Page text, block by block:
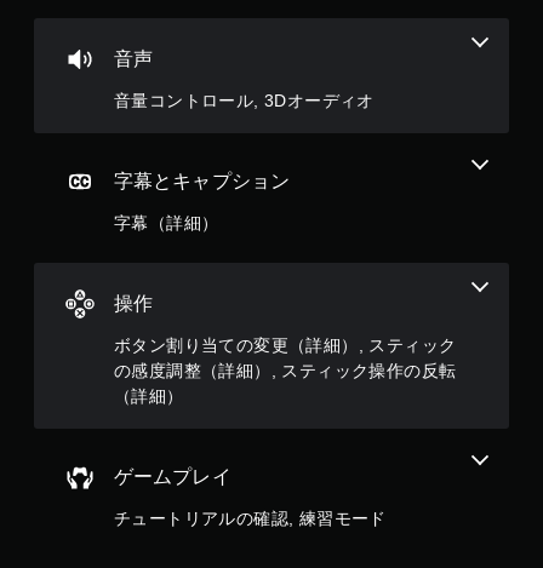
音声
音量コントロール, 3Dオーディオ
字幕とキャプション
字幕（詳細）
操作
ボタン割り当ての変更（詳細）, スティック
の感度調整（詳細）, スティック操作の反転
（詳細）
ゲームプレイ
チュートリアルの確認, 練習モード